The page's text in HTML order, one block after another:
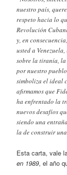
nuestro país,
respeto hacia lo
Revolución
y, en
usted a
sobre la tiranía,
por nuestro
simboliza el ideal
afirmamos que
ha enfrentado la
nuevos desafíos
siendo una
la de construir
Esta carta, vale
en 1989, el año